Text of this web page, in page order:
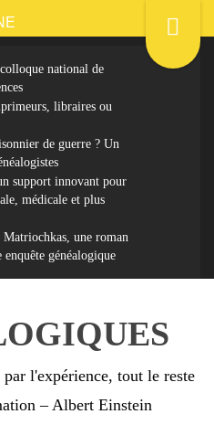
national de
libraires ou
de guerre ? Un
support innovant pour
médicale et plus
Matriochkas, une roman
généalogique
l'expérience, tout le reste
– Albert Einstein